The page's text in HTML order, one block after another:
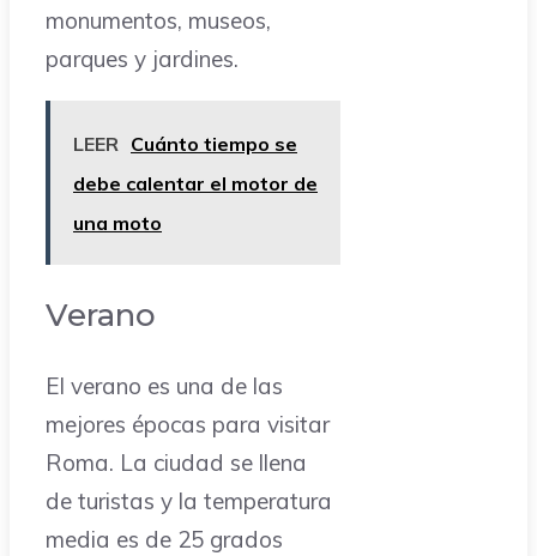
monumentos, museos,
parques y jardines.
LEER Cuánto tiempo se
debe calentar el motor de
una moto
Verano
El verano es una de las
mejores épocas para visitar
Roma. La ciudad se llena
de turistas y la temperatura
media es de 25 grados